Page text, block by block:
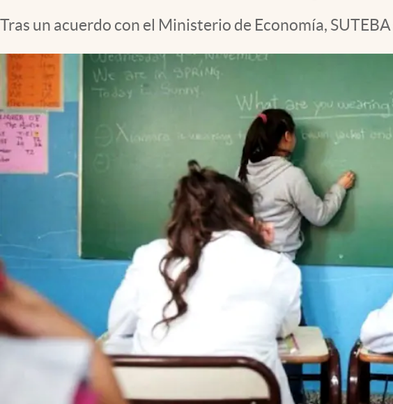
El Cronista Studio
abre en nueva pestaña
Tras un acuerdo con el Ministerio de Economía,